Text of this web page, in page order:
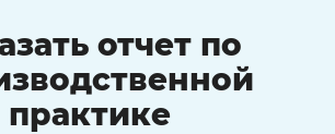
отчет по
практике